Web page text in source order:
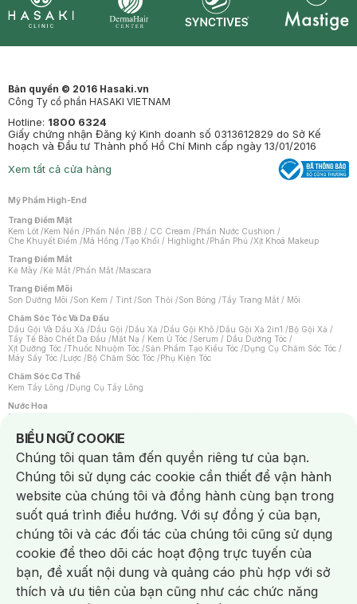
Bản quyền © 2016 Hasaki.vn
Công Ty cổ phần HASAKI VIETNAM
Hotline: 1800 6324
Giấy chứng nhận Đăng ký Kinh doanh số 0313612829 do Sở Kế
hoạch và Đầu tư Thành phố Hồ Chí Minh cấp ngày 13/01/2016
Xem tất cả cửa hàng
Mỹ Phẩm High-End
Trang Điểm Mặt
Kem Lót /Kem Nền /Phấn Nền /BB / CC Cream /Phấn Nước Cushion /
Che Khuyết Điểm /Má Hồng /Tạo Khối / Highlight /Phấn Phủ /Xịt Khoá Makeup
Trang Điểm Mắt
Kẻ Mày /Kẻ Mắt /Phấn Mắt /Mascara
Trang Điểm Môi
Son Dưỡng Môi /Son Kem / Tint /Son Thỏi /Son Bóng /Tẩy Trang Mắt / Môi
Chăm Sóc Tóc Và Da Đầu
Dầu Gội Và Dầu Xả /Dầu Gội /Dầu Xả /Dầu Gội Khô /Dầu Gội Xả 2in1 /Bộ Gội Xả /
Tẩy Tế Bào Chết Da Đầu /Mặt Nạ / Kem Ủ Tóc /Serum / Dầu Dưỡng Tóc /
Xịt Dưỡng Tóc /Thuốc Nhuộm Tóc /Sản Phẩm Tạo Kiểu Tóc /Dụng Cụ Chăm Sóc Tóc /
Máy Sấy Tóc /Lược /Bộ Chăm Sóc Tóc /Phụ Kiện Tóc
Chăm Sóc Cơ Thể
Kem Tẩy Lông /Dụng Cụ Tẩy Lông
Nước Hoa
Nước Hoa Nữ
Chăm Sóc Cá Nhân
Chống Muỗi /Khẩu Trang /Máy Massage/Mặt Nạ Xông Hơi /Nước Rửa Tay/
Sản Phẩm Chăm Sóc Khác /Bàn Chải Đánh Răng /Bàn Chải Điện/
Hỗ Trợ Trắng Răng/Kem Đánh Răng /Máy Tăm Nước/ Nước Súc Miệng/
Tăm / Chỉ Nha Khoa/ Xịt Thơm Miệng / Dung Dịch Vệ Sinh/Dưỡng Vùng Kín/
Khăn Ướt Vệ Sinh Vùng Kín/Băng Vệ Sinh/Tampon/Bọt Cạo Râu /Dao Cạo Râu/
Máy Cạo Râu
Vấn Đề Về Da
Da Dầu / Lỗ Chân Lông To/ Da Khô / Mất Nước/ Da Lão Hóa/ Da Mụn/
Da Nhạy Cảm / Kích Ứng
Da Xỉn Màu Thâm / Nám / Tàn Nhang
Quầng Thâm & Bọng Mắt /Sẹo /Viêm Da Cơ Địa
Dụng Cụ / Phụ Kiện Chăm Sóc Da
Bông Tẩy Trang
Khăn Lau Mặt Khô Dụng Cụ / Máy Rửa Mặt Máy Chăm Sóc Da
Dụng Cụ Chăm Sóc Khác
BIỂU NGỮ COOKIE
Notice about cookies usage
Chúng tôi quan tâm đến quyền riêng tư của bạn.
Chúng tôi sử dụng các cookie cần thiết để vận hành
website của chúng tôi và đồng hành cùng bạn trong
suốt quá trình điều hướng. Với sự đồng ý của bạn,
chúng tôi và các đối tác của chúng tôi cũng sử dụng
cookie để theo dõi các hoạt động trực tuyến của
bạn, đề xuất nội dung và quảng cáo phù hợp với sở
thích và ưu tiên của bạn cũng như các chức năng